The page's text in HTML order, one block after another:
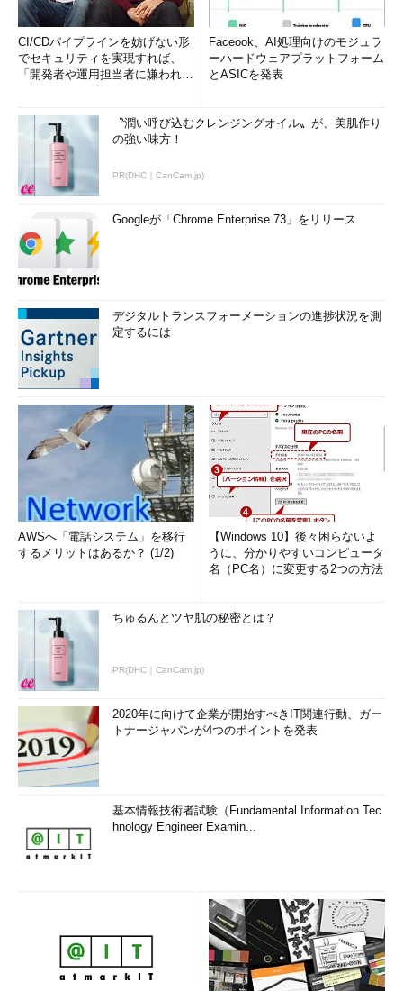
CI/CDパイプラインを妨げない形
でセキュリティを実現すれば、
「開発者や運用担当者に嫌われな
Faceook、AI処理向けのモジュラ
ーハードウェアプラットフォーム
とASICを発表
〝潤い呼び込むクレンジングオイル〟が、美肌作り
の強い味方！
PR(DHC｜CanCam.jp)
Googleが「Chrome Enterprise 73」をリリース
デジタルトランスフォーメーションの進捗状況を測
定するには
AWSへ「電話システム」を移行
するメリットはあるか？ (1/2)
【Windows 10】後々困らないよ
うに、分かりやすいコンピュータ
名（PC名）に変更する2つの方法
ちゅるんとツヤ肌の秘密とは？
PR(DHC｜CanCam.jp)
2020年に向けて企業が開始すべきIT関連行動、ガー
トナージャパンが4つのポイントを発表
基本情報技術者試験（Fundamental Information Tec
hnology Engineer Examin...